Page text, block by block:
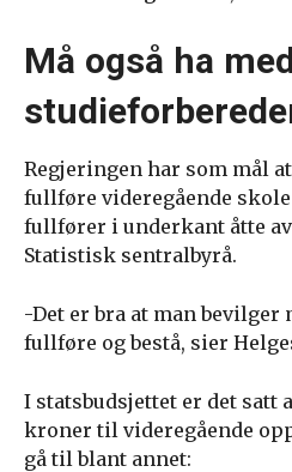
Må også ha
Regjeringen har som mål
fullføre videregående
fullfører i underkant åtte
Statistisk sentralbyrå.
-Det er bra at man
fullføre og bestå, sier
I statsbudsjettet er det
kroner til videregående
gå til blant annet: